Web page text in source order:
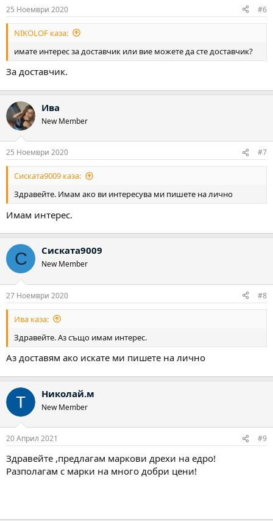
25 Ноември 2020 #6
NIKOLOF каза:
имате интерес за доставчик или вие можете да сте доставчик?
За доставчик.
Ива
New Member
25 Ноември 2020 #7
Сиската9009 каза:
Здравейте. Имам ако ви интересува ми пишете на лично
Имам интерес.
С Сиската9009
New Member
27 Ноември 2020 #8
Ива каза:
Здравейте. Аз също имам интерес.
Аз доставям ако искате ми пишете на лично
Николай.м
New Member
20 Април 2021 #9
Здравейте ,предлагам маркови дрехи на едро!
Разполагам с марки на много добри цени!